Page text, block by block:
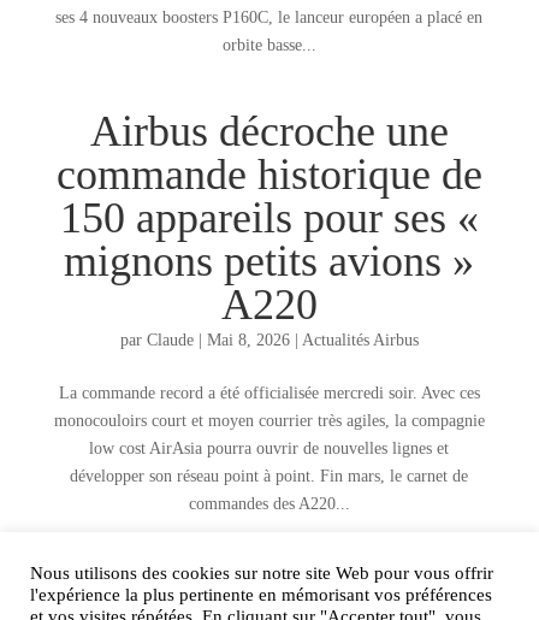
ses 4 nouveaux boosters P160C, le lanceur européen a placé en
orbite basse...
Airbus décroche une
commande historique de
150 appareils pour ses «
mignons petits avions »
A220
par Claude| Mai 8, 2026| Actualités Airbus
La commande record a été officialisée mercredi soir. Avec ces
monocouloirs court et moyen courrier très agiles, la compagnie
low cost AirAsia pourra ouvrir de nouvelles lignes et
développer son réseau point à point. Fin mars, le carnet de
commandes des A220...
AIRtage 2024© Tous droits réservés
Nous utilisons des cookies sur notre site Web pour vous offrir
l'expérience la plus pertinente en mémorisant vos préférences